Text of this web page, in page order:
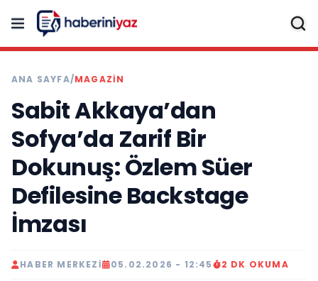
ANA SAYFA/MAGAZİN
Sabit Akkaya’dan
Sofya’da Zarif Bir
Dokunuş: Özlem Süer
Defilesine Backstage
İmzası
HABER MERKEZI 05.02.2026 - 12:45 2 DK OKUMA